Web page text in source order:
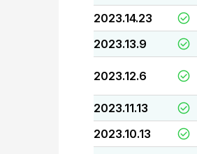
2023.14.23
2023.13.9
2023.12.6
2023.11.13
2023.10.13